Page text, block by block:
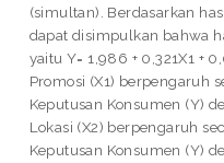
(simultan). Berdasarkan
dapat disimpulkan bahwa
yaitu Y= 1,986 + 0,321X1 +
Promosi (X1) berpengaruh
Keputusan Konsumen (Y)
Lokasi (X2) berpengaruh
Keputusan Konsumen (Y)